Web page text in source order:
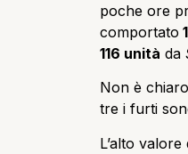
poche ore
comportato
116 unità da
Non è
tre i furti
L’alto